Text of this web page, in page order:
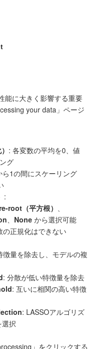
能に大きく影響する重要
your data」ページ
: 各変数の平均を0、値
グ
1の間にスケーリング
:
root（平方根）
None から選択可能
正規化はできない
量を除去し、モデルの複
: 分散が低い特徴量を除去
: 互いに相関の高い特徴
: LASSOアルゴリズ
選択
」をクリックする